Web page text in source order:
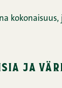
ja